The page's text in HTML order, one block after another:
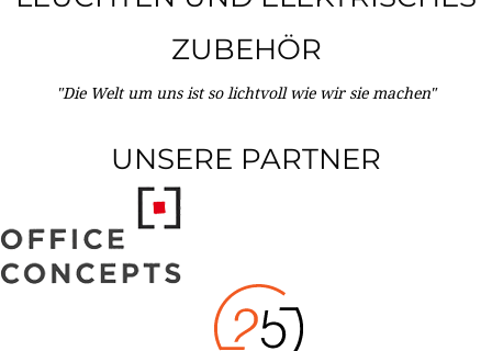
ZUBEHÖR
"Die Welt um uns ist so lichtvoll wie wir sie machen"
UNSERE PARTNER